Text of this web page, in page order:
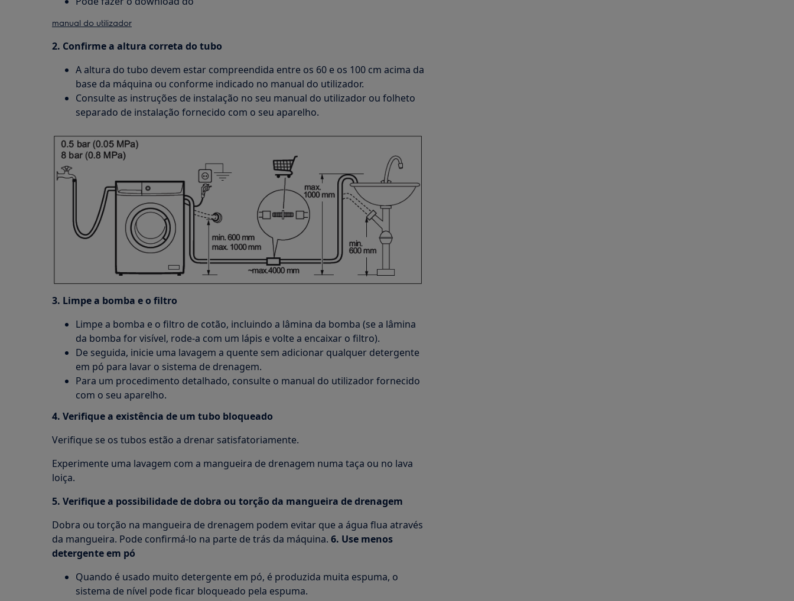
manual do utilizador
2. Confirme a altura correta do tubo
A altura do tubo devem estar compreendida entre os 60 e os 100 cm acima da
base da máquina ou conforme indicado no manual do utilizador.
Consulte as instruções de instalação no seu manual do utilizador ou folheto
separado de instalação fornecido com o seu aparelho.
3. Limpe a bomba e o filtro
Limpe a bomba e o filtro de cotão, incluindo a lâmina da bomba (se a lâmina
da bomba for visível, rode-a com um lápis e volte a encaixar o filtro).
De seguida, inicie uma lavagem a quente sem adicionar qualquer detergente
em pó para lavar o sistema de drenagem.
Para um procedimento detalhado, consulte o manual do utilizador fornecido
com o seu aparelho.
4. Verifique a existência de um tubo bloqueado
Verifique se os tubos estão a drenar satisfatoriamente.
Experimente uma lavagem com a mangueira de drenagem numa taça ou no lava
loiça.
5. Verifique a possibilidade de dobra ou torção da mangueira de drenagem
Dobra ou torção na mangueira de drenagem podem evitar que a água flua através
da mangueira. Pode confirmá-lo na parte de trás da máquina. 6. Use menos
detergente em pó
Quando é usado muito detergente em pó, é produzida muita espuma, o
sistema de nível pode ficar bloqueado pela espuma.